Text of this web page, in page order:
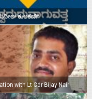
ಸುನೀಲ್‌ ಕುಲಕರ್ಣಿ
with Lt Cdr Bijay Nair